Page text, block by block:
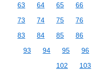
63
64 65 66
73
74 75 76
83
84 85 86
93
94 95 96
102
103